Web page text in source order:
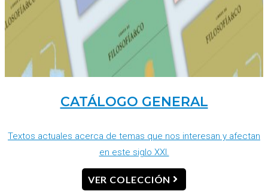
CATÁLOGO GENERAL
Textos actuales acerca de temas que nos interesan y afectan
en este siglo XXI.
VER COLECCIÓN